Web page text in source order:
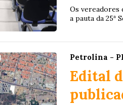
Os vereadores
a pauta da 25ª
Petrolina -
Edital